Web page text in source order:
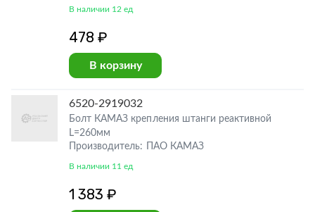
В наличии 12 ед
478 ₽
В корзину
6520-2919032
Болт КАМАЗ крепления штанги реактивной
L=260мм
Производитель: ПАО КАМАЗ
В наличии 11 ед
1 383 ₽